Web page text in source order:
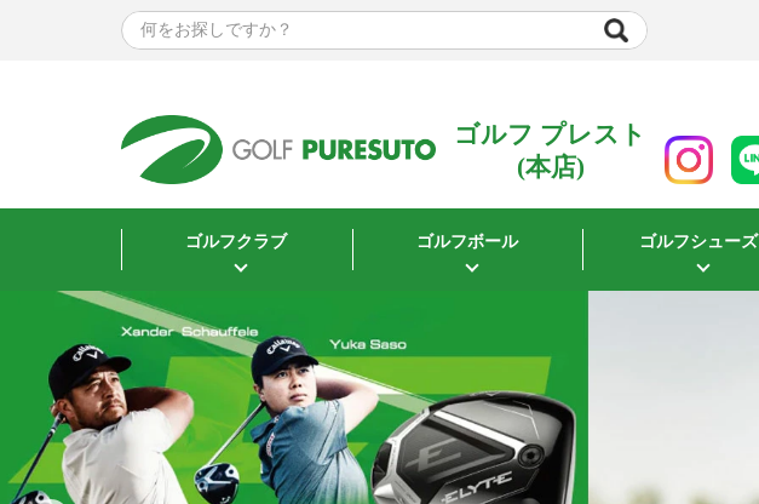
ゴルフ プレスト
(本店)
ゴルフクラブ ゴルフボール ゴルフシューズ